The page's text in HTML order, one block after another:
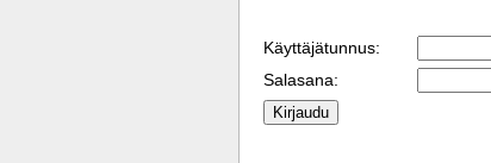
Käyttäjätunnus:
Salasana: